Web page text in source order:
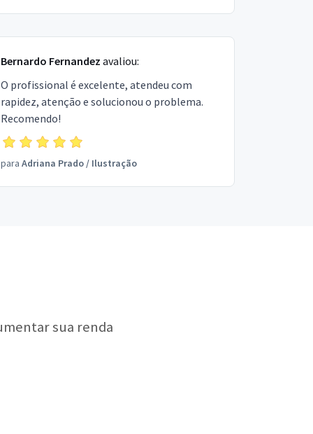
Bernardo Fernandez avaliou:
O profissional é excelente, atendeu com
rapidez, atenção e solucionou o problema.
Recomendo!
para Adriana Prado/ Ilustração
sua renda